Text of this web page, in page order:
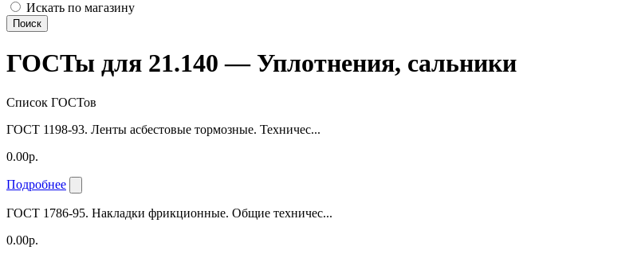
Искать по магазину
Поиск
ГОСТы для 21.140 — Уплотнения, сальники
Список ГОСТов
ГОСТ 1198-93. Ленты асбестовые тормозные. Техничес...
0.00р.
Подробнее
ГОСТ 1786-95. Накладки фрикционные. Общие техничес...
0.00р.